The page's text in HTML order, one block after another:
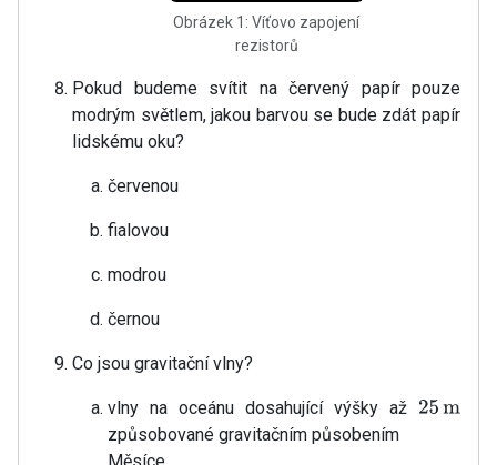
Obrázek 1: Víťovo zapojení
rezistorů
Pokud budeme svítit na červený papír pouze
modrým světlem, jakou barvou se bude zdát papír
lidskému oku?
červenou
fialovou
modrou
černou
Co jsou gravitační vlny?
vlny na oceánu dosahující výšky až 25m
způsobované gravitačním působením
Měsíce